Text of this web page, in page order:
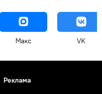
Макс VK
Реклама